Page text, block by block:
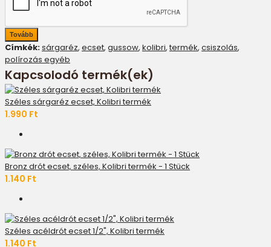
Tovább
Címkék:sárgaréz, ecset, gussow, kolibri,termék, csiszolás,
polírozás egyéb
Kapcsolodó termék(ek)
Széles sárgaréz ecset, Kolibri termék
1.990 Ft
Bronz drót ecset, széles, Kolibri termék - 1 Stück
1.140 Ft
Széles acéldrót ecset 1/2", Kolibri termék
1.140 Ft